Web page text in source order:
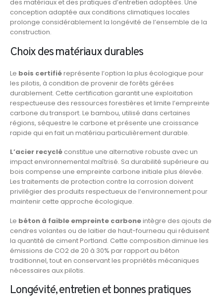
des matériaux et des pratiques d’entretien adoptées. Une
conception adaptée aux conditions climatiques locales
prolonge considérablement la longévité de l’ensemble de la
construction.
Choix des matériaux durables
Le bois certifiéreprésente l’option la plus écologique pour
les pilotis, à condition de provenir de forêts gérées
durablement. Cette certification garantit une exploitation
respectueuse des ressources forestières et limite l’empreinte
carbone du transport. Le bambou, utilisé dans certaines
régions, séquestre le carbone et présente une croissance
rapide qui en fait un matériau particulièrement durable.
L’acier recyclé constitue une alternative robuste avec un
impact environnemental maîtrisé. Sa durabilité supérieure au
bois compense une empreinte carbone initiale plus élevée.
Les traitements de protection contre la corrosion doivent
privilégier des produits respectueux de l’environnement pour
maintenir cette approche écologique.
Le béton à faible empreinte carboneintègre des ajouts de
cendres volantes ou de laitier de haut-fourneau qui réduisent
la quantité de ciment Portland. Cette composition diminue les
émissions de CO2 de 20 à 30% par rapport au béton
traditionnel, tout en conservant les propriétés mécaniques
nécessaires aux pilotis.
Longévité, entretien et bonnes pratiques